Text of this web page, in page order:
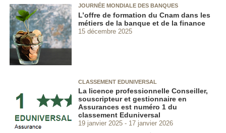
JOURNÉE MONDIALE DES BANQUES
L’offre de formation du Cnam dans les
métiers de la banque et de la finance
15 décembre 2025
CLASSEMENT EDUNIVERSAL
La licence professionnelle Conseiller,
souscripteur et gestionnaire en
Assurances est numéro 1 du
classement Eduniversal
19 janvier 2025
17 janvier 2026